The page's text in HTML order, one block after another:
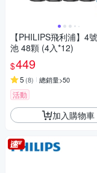
【PHILIPS飛利浦】4
池 48顆 (4入*12)
$449
5 (8) 總銷量>50
活動
加入購物車